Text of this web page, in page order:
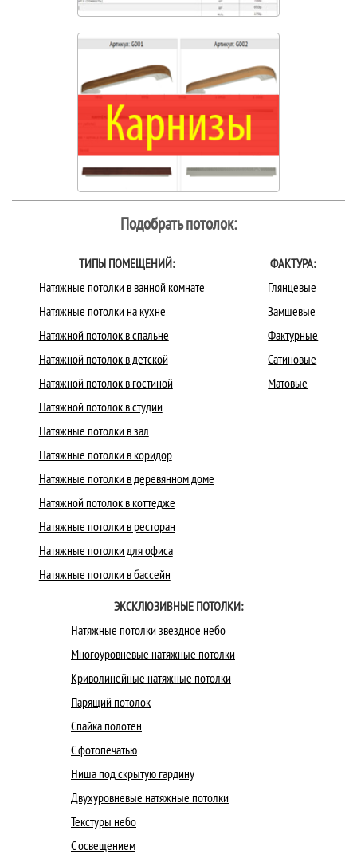
Подобрать потолок:
ТИПЫ ПОМЕЩЕНИЙ:
Натяжные потолки в ванной комнате
Натяжные потолки на кухне
Натяжной потолок в спальне
Натяжной потолок в детской
Натяжной потолок в гостиной
Натяжной потолок в студии
Натяжные потолки в зал
Натяжные потолки в коридор
Натяжные потолки в деревянном доме
Натяжной потолок в коттедже
Натяжные потолки в ресторан
Натяжные потолки для офиса
Натяжные потолки в бассейн
ФАКТУРА:
Глянцевые
Замшевые
Фактурные
Сатиновые
Матовые
ЭКСКЛЮЗИВНЫЕ ПОТОЛКИ:
Натяжные потолки звездное небо
Многоуровневые натяжные потолки
Криволинейные натяжные потолки
Парящий потолок
Спайка полотен
С фотопечатью
Ниша под скрытую гардину
Двухуровневые натяжные потолки
Текстуры небо
С освещением